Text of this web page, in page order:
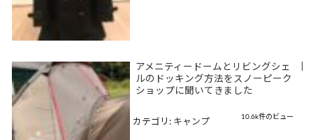
アメニティードームとリビングシェ
ルのドッキング方法をスノーピーク
ショップに聞いてきました
10.6k件のビュー
カテゴリ: キャンプ